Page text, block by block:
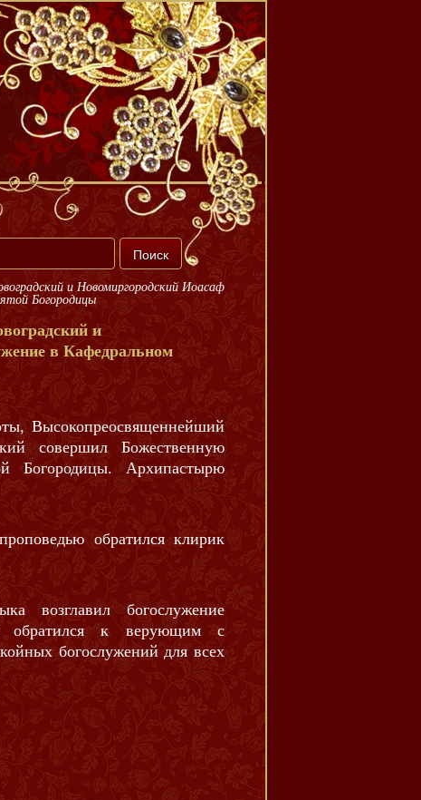
и Новомиргородский Иоасаф
Богородицы
и
в Кафедральном
Высокопреосвященнейший
совершил Божественную
Богородицы. Архипастырю
обратился клирик
возглавил богослужение
обратился к верующим с
богослужений для всех